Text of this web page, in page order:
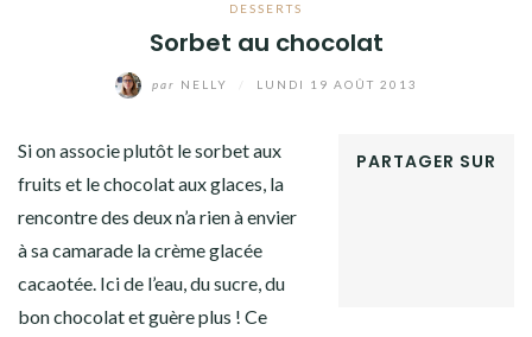
DESSERTS
Sorbet au chocolat
par NELLY LUNDI 19 AOÛT 2013
PARTAGER SUR
Si on associe plutôt le sorbet aux
fruits et le chocolat aux glaces, la
rencontre des deux n’a rien à envier
à sa camarade la crème glacée
cacaotée. Ici de l’eau, du sucre, du
bon chocolat et guère plus ! Ce
DÉTOURNEMENTS CULINAIRES
Facebook
TwitterInstagram
Pinterest